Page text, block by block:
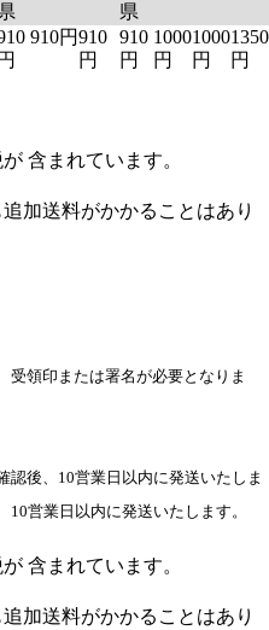
県
円
910円910
円
910
円
1000
円
1000
円
1350
円
含まれています。
加送料がかかることはあり
受領印または署名が必要となりま
後、10営業日以内に発送いたしま
営業日以内に発送いたします。
含まれています。
加送料がかかることはあり